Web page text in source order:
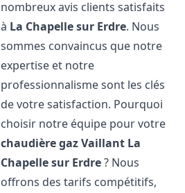
nombreux avis clients satisfaits
à La Chapelle sur Erdre. Nous
sommes convaincus que notre
expertise et notre
professionnalisme sont les clés
de votre satisfaction. Pourquoi
choisir notre équipe pour votre
chaudière gaz Vaillant La
Chapelle sur Erdre? Nous
offrons des tarifs compétitifs,